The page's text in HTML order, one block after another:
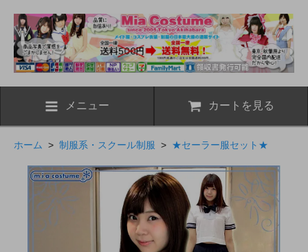
メニュー カートを見る
ホーム > 制服系・スクール制服 > ★セーラー服セット★